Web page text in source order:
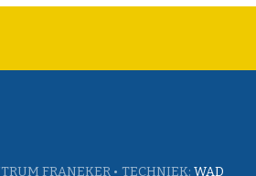
FRANEKER • TECHNIEK: WAD